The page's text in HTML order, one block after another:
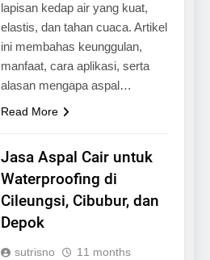
lapisan kedap air yang kuat,
elastis, dan tahan cuaca. Artikel
ini membahas keunggulan,
manfaat, cara aplikasi, serta
alasan mengapa aspal…
Read More
Jasa Aspal Cair untuk
Waterproofing di
Cileungsi, Cibubur, dan
Depok
sutrisno
11 months